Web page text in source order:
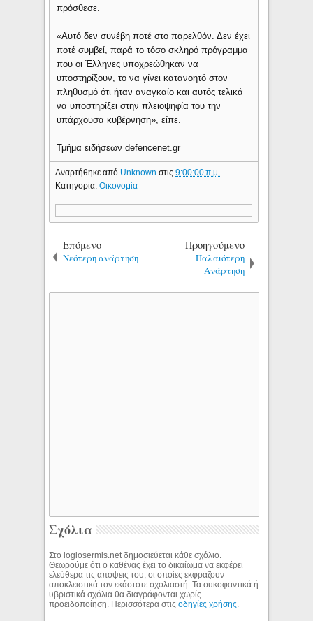
πρόσθεσε.
«Αυτό δεν συνέβη ποτέ στο παρελθόν. Δεν έχει
ποτέ συμβεί, παρά το τόσο σκληρό πρόγραμμα
που οι Έλληνες υποχρεώθηκαν να
υποστηρίξουν, το να γίνει κατανοητό στον
πληθυσμό ότι ήταν αναγκαίο και αυτός τελικά
να υποστηρίξει στην πλειοψηφία του την
υπάρχουσα κυβέρνηση», είπε.
Τμήμα ειδήσεων defencenet.gr
Αναρτήθηκε από Unknownστις9:00:00 π.μ.
Κατηγορία:Οικονομία
Επόμενο
Νεότερη ανάρτηση
Προηγούμενο
Παλαιότερη
Ανάρτηση
Σχόλια
Στο logiosermis.net δημοσιεύεται κάθε σχόλιο.
Θεωρούμε ότι ο καθένας έχει το δικαίωμα να εκφέρει
ελεύθερα τις απόψεις του, οι οποίες εκφράζουν
αποκλειστικά τον εκάστοτε σχολιαστή. Τα συκοφαντικά ή
υβριστικά σχόλια θα διαγράφονται χωρίς
προειδοποίηση. Περισσότερα στιςοδηγίες χρήσης.